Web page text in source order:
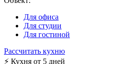
Для офиса
Для студии
Для гостиной
Рассчитать кухню
⚡ Кухня от 5 дней